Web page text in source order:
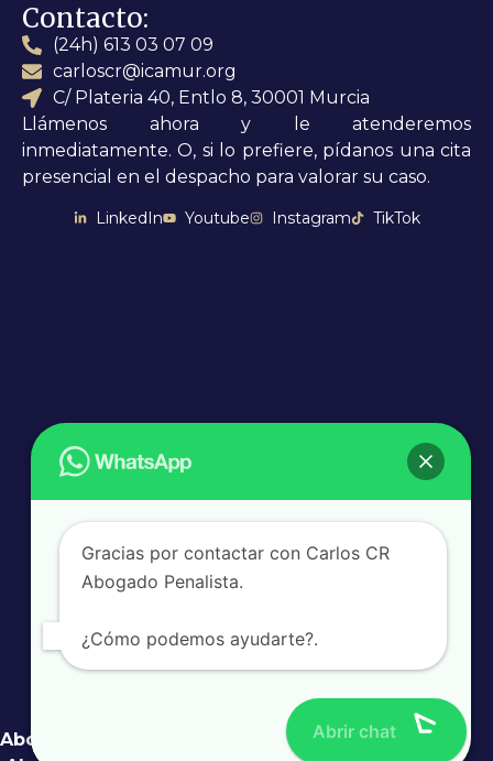
Contacto:
(24h) 613 03 07 09
carloscr@icamur.org
C/ Plateria 40, Entlo 8, 30001 Murcia
Llámenos ahora y le atenderemos
inmediatamente. O, si lo prefiere, pídanos una cita
presencial en el despacho para valorar su caso.
LinkedIn Youtube Instagram TikTok
Abogado Penalista Murcia
Juicios Rápidos
Gracias por contactar con Carlos CR
Abogado Penalista.
¿Cómo podemos ayudarte?.
Abrir chat